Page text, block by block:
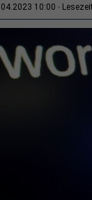
10:00